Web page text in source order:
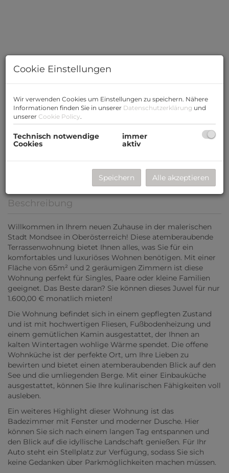
Beschreibung
Willkommen in Ihrem neuen Zuhause in der malerischen
Stadt Mondsee in Oberösterreich! Diese atemberaubende
Terrassenwohnung bietet Ihnen alles, was Sie für ein
komfortables und luxuriöses Wohnen benötigen. Mit einer
Fläche von 65m² und 2 geräumigen Zimmern ist diese
Wohnung perfekt für Singles, Paare oder kleine Familien
geeignet. Das Beste daran? Sie können dieses Juwel für nur
1.600,00 € monatlich mieten!
Die Wohnung befindet sich in einem gepflegten Zustand
und ist mit hochwertigen Fliesen, Fußbodenheizung und
einem gemütlichen Kamin ausgestattet, der Ihnen an
kalten Wintertagen wohlige Wärme spendet. Die offene
Wohnküche ist der perfekte Ort, um Ihre Lieben zu
bewirten und bietet einen atemberaubenden Blick auf den
See und die umliegenden Berge. Mit einer Einbauküche
ausgestattet, können Sie Ihre kulinarischen Fähigkeiten voll
ausleben.
Ein weiteres Highlight dieser Wohnung ist das
Badezimmer mit Fenster und moderner Dusche. Hier
können Sie sich nach einem langen Tag entspannen und
den Blick auf die idyllische Landschaft genießen. Für Ihr
Auto steht ein Stellplatz zur Verfügung, sodass Sie sich
keine Gedanken über Parkmöglichkeiten machen müssen.
Cookie Einstellungen
Wir verwenden Cookies um Einstellungen zu speichern. Nähere
Informationen finden Sie in unserer Datenschutzerklärung und
unserer Cookie Policy.
Technisch notwendige
Cookies
immer
aktiv
Speichern Alle akzeptieren